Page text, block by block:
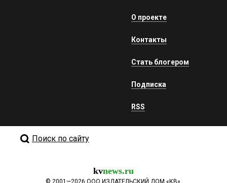
О проекте
Контакты
Стать блогером
Подписка
RSS
Поиск по сайту
kvnews.ru
© 2001—2026 ООО ИЗДАТЕЛЬСКИЙ ДОМ «КВ».